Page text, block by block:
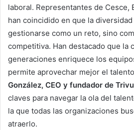
laboral. Representantes de Cesce,
han coincidido en que la
gestionarse como un reto, sino
competitiva. Han destacado que la
generaciones enriquece los
permite aprovechar mejor el
González, CEO y fundador de Trivu
claves para navegar la ola del
la que todas las organizaciones
atraerlo.